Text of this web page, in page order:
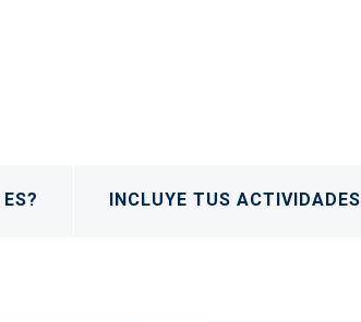
INCLUYE TUS ACTIVIDADES